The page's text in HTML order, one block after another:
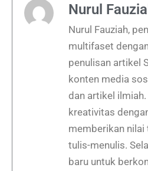
Nurul
Nurul Fauziah,
multifaset
penulisan artikel
konten media
dan artikel
kreativitas
memberikan nilai
tulis-menulis.
baru untuk